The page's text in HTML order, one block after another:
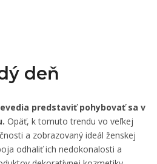
deň
predstaviť pohybovať sa v
Opäť, k tomuto trendu vo veľkej
a zobrazovaný ideál ženskej
odhaliť ich nedokonalosti a